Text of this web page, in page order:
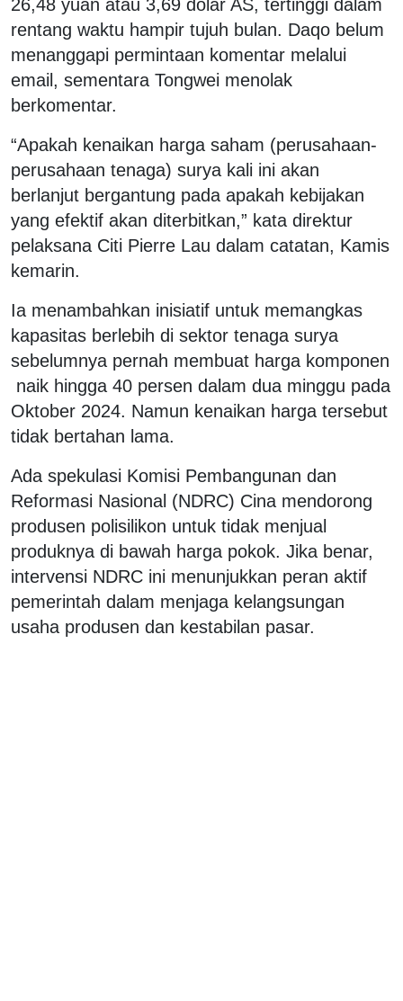
26,48 yuan atau 3,69 dolar AS, tertinggi dalam
rentang waktu hampir tujuh bulan. Daqo belum
menanggapi permintaan komentar melalui
email, sementara Tongwei menolak
berkomentar.
“Apakah kenaikan harga saham (perusahaan-
perusahaan tenaga) surya kali ini akan
berlanjut bergantung pada apakah kebijakan
yang efektif akan diterbitkan,” kata direktur
pelaksana Citi Pierre Lau dalam catatan, Kamis
kemarin.
Ia menambahkan inisiatif untuk memangkas
kapasitas berlebih di sektor tenaga surya
sebelumnya pernah membuat harga komponen
naik hingga 40 persen dalam dua minggu pada
Oktober 2024. Namun kenaikan harga tersebut
tidak bertahan lama.
Ada spekulasi Komisi Pembangunan dan
Reformasi Nasional (NDRC) Cina mendorong
produsen polisilikon untuk tidak menjual
produknya di bawah harga pokok. Jika benar,
intervensi NDRC ini menunjukkan peran aktif
pemerintah dalam menjaga kelangsungan
usaha produsen dan kestabilan pasar.